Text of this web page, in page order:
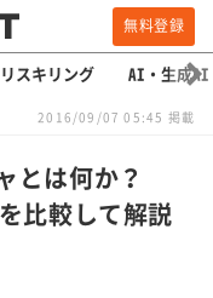
無料登録
リスキリング AI・生成AI
2016/09/07 05:45 掲載
とは何か？
を比較して解説